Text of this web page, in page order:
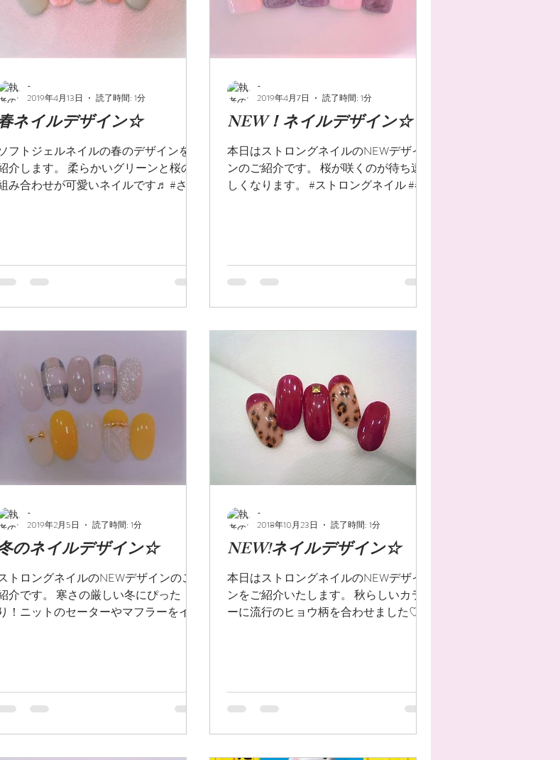
ネイルデザイン☆
フトジェルネイルの春のデザインをご
します。 柔らかいグリーンと桜の
み合わせが可愛いネイルです♬ #さく
-
2019年4月13日
読了時間: 1分
NEW！ネイルデザイン☆
本日はストロングネイルのNEWデザイ
ンのご紹介です。 桜が咲くのが待ち遠
しくなります。 #ストロングネイル #春
-
2019年4月7日
読了時間: 1分
のネイルデザイン☆
トロングネイルのNEWデザインのご
です。 寒さの厳しい冬にぴった
り！ニットのセーターやマフラーをイメ
-
2019年2月5日
読了時間: 1分
NEW!ネイルデザイン☆
本日はストロングネイルのNEWデザイ
ンをご紹介いたします。 秋らしいカラ
ーに流行のヒョウ柄を合わせました♡
-
2018年10月23日
読了時間: 1分